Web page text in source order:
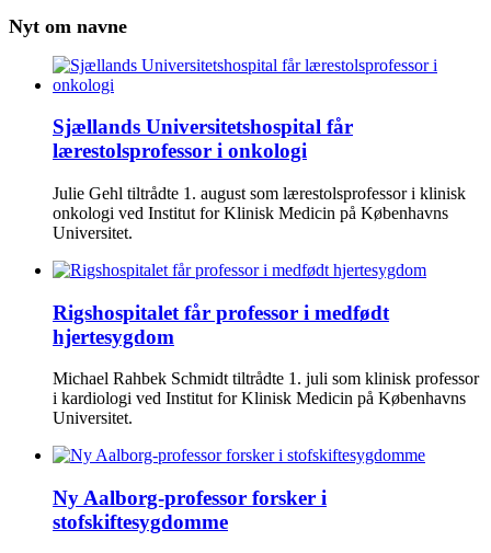
Nyt om navne
Sjællands Universitetshospital får
lærestolsprofessor i onkologi
Julie Gehl tiltrådte 1. august som lærestolsprofessor i klinisk
onkologi ved Institut for Klinisk Medicin på Københavns
Universitet.
Rigshospitalet får professor i medfødt
hjertesygdom
Michael Rahbek Schmidt tiltrådte 1. juli som klinisk professor
i kardiologi ved Institut for Klinisk Medicin på Københavns
Universitet.
Ny Aalborg-professor forsker i
stofskiftesygdomme